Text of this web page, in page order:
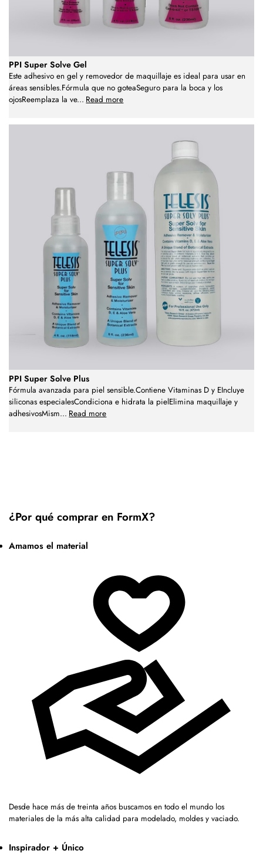
PPI Super Solve Gel
Este adhesivo en gel y removedor de maquillaje es ideal para usar en
áreas sensibles.Fórmula que no goteaSeguro para la boca y los
ojosReemplaza la ve... Read more
PPI Super Solve Plus
Fórmula avanzada para piel sensible.Contiene Vitaminas D y EIncluye
siliconas especialesCondiciona e hidrata la pielElimina maquillaje y
adhesivosMism... Read more
¿Por qué comprar en FormX?
Amamos el material
Desde hace más de treinta años buscamos en todo el mundo los
materiales de la más alta calidad para modelado, moldes y vaciado.
Inspirador + Único